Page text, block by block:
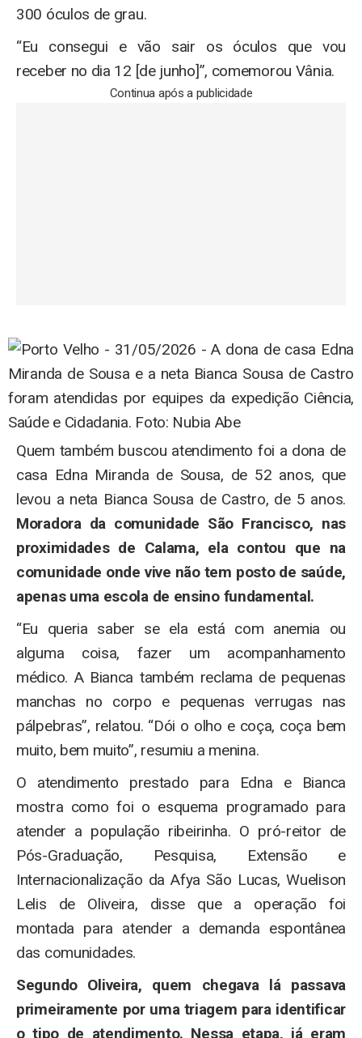
300 óculos de grau.
“Eu consegui e vão sair os óculos que vou
receber no dia 12 [de junho]”, comemorou Vânia.
Continua após a publicidade
Quem também buscou atendimento foi a dona de
casa Edna Miranda de Sousa, de 52 anos, que
levou a neta Bianca Sousa de Castro, de 5 anos.
Moradora da comunidade São Francisco, nas
proximidades de Calama, ela contou que na
comunidade onde vive não tem posto de saúde,
apenas uma escola de ensino fundamental.
“Eu queria saber se ela está com anemia ou
alguma coisa, fazer um acompanhamento
médico. A Bianca também reclama de pequenas
manchas no corpo e pequenas verrugas nas
pálpebras”, relatou. “Dói o olho e coça, coça bem
muito, bem muito”, resumiu a menina.
O atendimento prestado para Edna e Bianca
mostra como foi o esquema programado para
atender a população ribeirinha. O pró-reitor de
Pós-Graduação, Pesquisa, Extensão e
Internacionalização da Afya São Lucas, Wuelison
Lelis de Oliveira, disse que a operação foi
montada para atender a demanda espontânea
das comunidades.
Segundo Oliveira, quem chegava lá passava
primeiramente por uma triagem para identificar
o tipo de atendimento. Nessa etapa, já eram